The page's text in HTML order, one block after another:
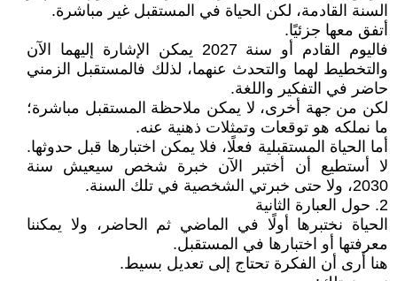
السنة القادمة، لكن الحياة في المستقبل غير مباشرة.
أتفق معها جزئيًا.
فاليوم القادم أو سنة 2027 يمكن الإشارة إليهما الآن
والتخطيط لهما والتحدث عنهما، لذلك فالمستقبل الزمني
حاضر في التفكير واللغة.
لكن من جهة أخرى، لا يمكن ملاحظة المستقبل مباشرة؛
ما نملكه هو توقعات وتمثلات ذهنية عنه.
أما الحياة المستقبلية فعلًا، فلا يمكن اختبارها قبل حدوثها.
لا أستطيع أن أختبر الآن خبرة شخص سيعيش سنة
2030، ولا حتى خبرتي الشخصية في تلك السنة.
2. حول العبارة الثانية
الحياة نختبرها أولًا في الماضي ثم الحاضر، ولا يمكننا
معرفتها أو اختبارها في المستقبل.
هنا أرى أن الفكرة تحتاج إلى تعديل بسيط.